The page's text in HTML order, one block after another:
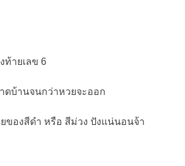
ท้ายเลข 6
ดบ้านจนกว่าหวยจะออก
ของสีดำ หรือ สีม่วง ปังแน่นอนจ้า